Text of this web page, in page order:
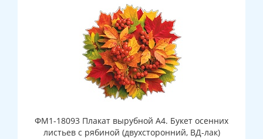
ФМ1-18093 Плакат вырубной А4. Букет осенних
листьев с рябиной (двухсторонний, ВД-лак)